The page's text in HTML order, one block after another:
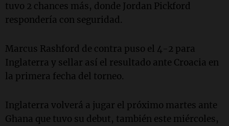
tuvo 2 chances más, donde Jordan Pickford
respondería con seguridad.
Marcus Rashford de contra puso el 4-2 para
Inglaterra y sellar así el resultado ante Croacia en
la primera fecha del torneo.
Inglaterra volverá a jugar el próximo martes ante
Ghana que tuvo su debut, también este miércoles,